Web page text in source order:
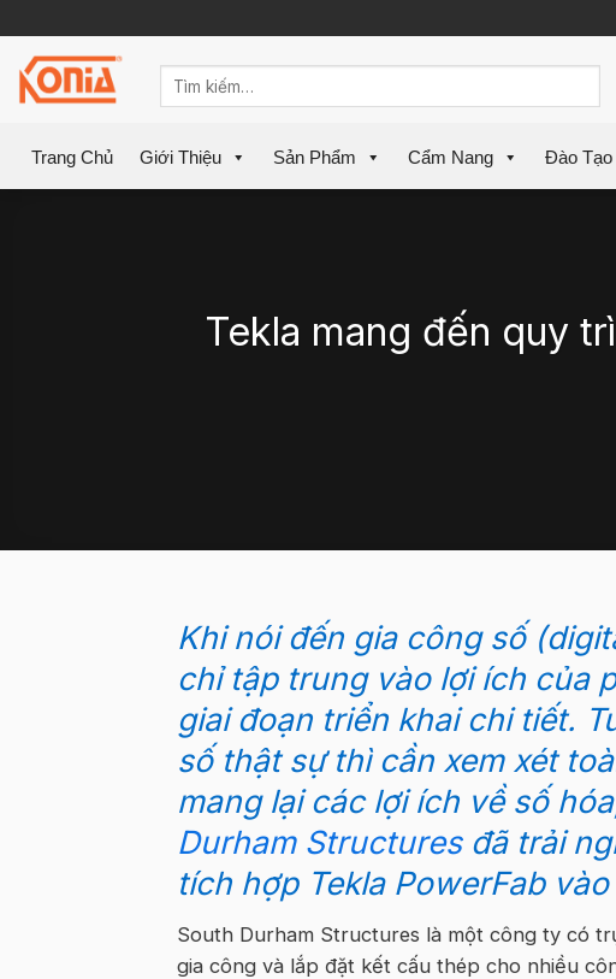
content
Trang Chủ Giới Thiệu Sản Phẩm Cẩm Nang Đào Tạo
Tekla mang đến quy
Khi nói đến gia công số
chỉ tập trung vào lợi ích của
giai đoạn triển khai chi tiết.
số thật sự thì cần xem xét
mang lại các lợi ích về số
Durham Structuresđã trải
tích hợp Tekla PowerFabvào
South Durham Structures là một công ty có
gia công và lắp đặt kết cấu thép cho nhiều